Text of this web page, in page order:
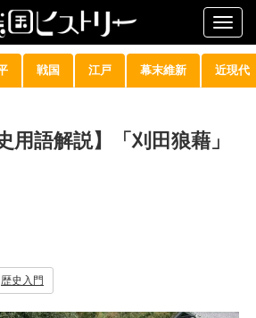
戦国 江戸 幕末維新 近現代
用語解説】「刈田狼藉」
歴史入門